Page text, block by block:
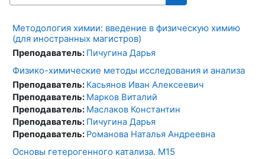
Поиск курса
Методология химии: введение в физическую химию
(для иностранных магистров)
Преподаватель: Пичугина Дарья
Физико-химические методы исследования и анализа
Преподаватель: Касьянов Иван Алексеевич
Преподаватель: Марков Виталий
Преподаватель: Маслаков Константин
Преподаватель: Пичугина Дарья
Преподаватель: Романова Наталья Андреевна
Основы гетерогенного катализа. М15